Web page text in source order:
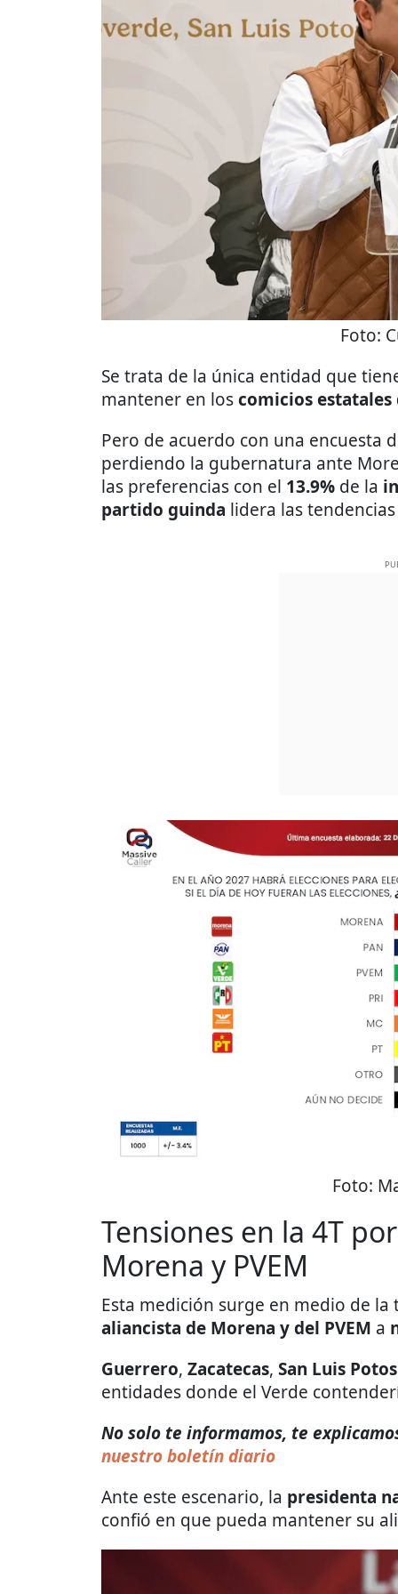
Foto:
Se trata de la única entidad que
mantener en loscomicios estatales
Pero de acuerdo con una encuesta
perdiendo la gubernatura ante
las preferencias con el 13.9% de la
partido guinda lidera las
Foto:
Tensiones en la 4T
Morena y PVEM
Esta medición surge en medio de
aliancista de Morena y del PVEM a
Guerrero, Zacatecas, San Luis
entidades donde el Verde
No solo te informamos, te
nuestro boletín diario
Ante este escenario, la presidenta
confió en que pueda mantener su